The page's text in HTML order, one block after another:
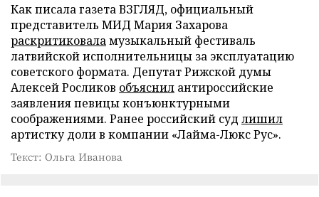
Как писала газета ВЗГЛЯД, официальный
представитель МИД Мария Захарова
раскритиковаламузыкальный фестиваль
латвийской исполнительницы за эксплуатацию
советского формата. Депутат Рижской думы
Алексей Росликов объяснил антироссийские
заявления певицы конъюнктурными
соображениями. Ранее российский суд лишил
артистку доли в компании «Лайма-Люкс Рус».
Текст: Ольга Иванова